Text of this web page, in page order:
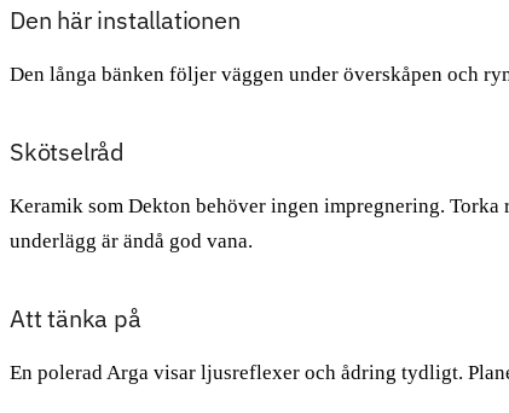
Den här installationen
Den långa bänken följer väggen under överskåpen och
Skötselråd
Keramik som Dekton behöver ingen impregnering.
underlägg är ändå god vana.
Att tänka på
En polerad Arga visar ljusreflexer och ådring tydligt.